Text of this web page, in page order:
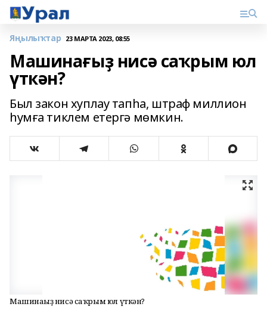
Яңылыҡтар 23 МАРТА 2023, 08:55
Машинағыҙ нисә саҡрым юл
үткән?
Был закон хуплау тапһа, штраф миллион
һумға тиклем етергә мөмкин.
Машинағыҙ нисә саҡрым юл үткән?